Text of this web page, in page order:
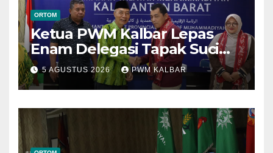
ORTOM
Ketua PWM Kalbar Lepas
Enam Delegasi Tapak Suci
Menuju Muktamar XVI di
Semarang
5 AGUSTUS 2026 PWM KALBAR